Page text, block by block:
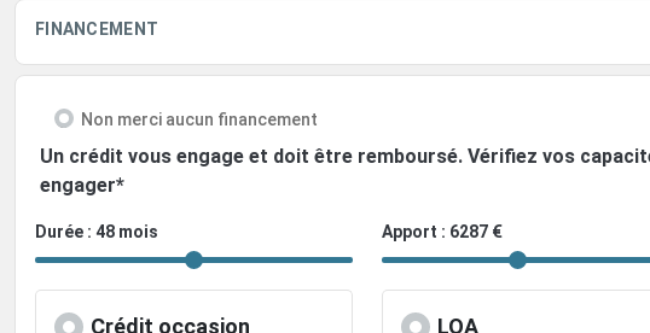
FINANCEMENT
Non merci aucun financement
Un crédit vous engage et doit être remboursé. Vérifiez vos
engager*
Durée : 48 mois Apport : 6287 €
Crédit occasion LOA